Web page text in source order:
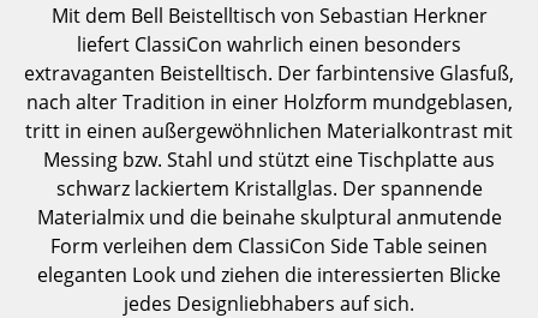
Aufbewahren
Regale & Schränke
Bücherregale
Wandregale
Sideboards & Kommoden
TV Möbel
Mit dem Bell Beistelltisch von Sebastian Herkner
liefert ClassiCon wahrlich einen besonders
extravaganten Beistelltisch. Der farbintensive Glasfuß,
nach alter Tradition in einer Holzform mundgeblasen,
tritt in einen außergewöhnlichen Materialkontrast mit
Messing bzw. Stahl und stützt eine Tischplatte aus
schwarz lackiertem Kristallglas. Der spannende
Materialmix und die beinahe skulptural anmutende
Form verleihen dem ClassiCon Side Table seinen
eleganten Look und ziehen die interessierten Blicke
jedes Designliebhabers auf sich.